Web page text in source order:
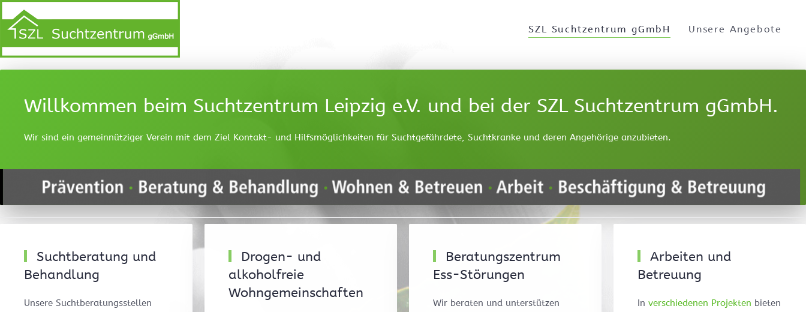
SZL Suchtzentrum gGmbH Unsere Angebote
Willkommen beim Suchtzentrum Leipzig e.V. und bei der SZL Suchtzentrum gGmbH.
Wir sind ein gemeinnütziger Verein mit dem Ziel Kontakt- und Hilfsmöglichkeiten für Suchtgefährdete, Suchtkranke und deren Angehörige anzubieten.
Suchtberatung und
Behandlung
Unsere Suchtberatungsstellen
Drogen- und
alkoholfreie
Wohngemeinschaften
Beratungszentrum
Ess-Störungen
Wir beraten und unterstützen
Arbeiten und
Betreuung
In verschiedenen Projekten bieten